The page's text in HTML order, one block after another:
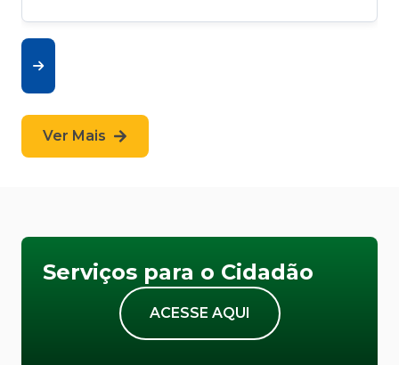
Ver Mais
Serviços para o Cidadão
ACESSE AQUI